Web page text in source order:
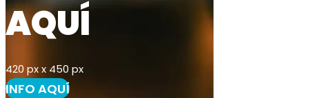
AQUÍ
420 px x 450 px
INFO AQUÍ